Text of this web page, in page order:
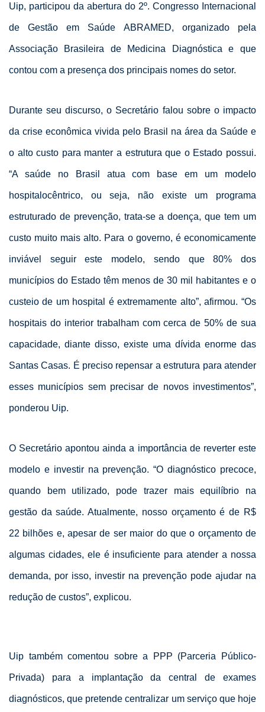
Uip, participou da abertura do 2º. Congresso Internacional
de Gestão em Saúde ABRAMED, organizado pela
Associação Brasileira de Medicina Diagnóstica e que
contou com a presença dos principais nomes do setor.
Durante seu discurso, o Secretário falou sobre o impacto
da crise econômica vivida pelo Brasil na área da Saúde e
o alto custo para manter a estrutura que o Estado possui.
“A saúde no Brasil atua com base em um modelo
hospitalocêntrico, ou seja, não existe um programa
estruturado de prevenção, trata-se a doença, que tem um
custo muito mais alto. Para o governo, é economicamente
inviável seguir este modelo, sendo que 80% dos
municípios do Estado têm menos de 30 mil habitantes e o
custeio de um hospital é extremamente alto”, afirmou. “Os
hospitais do interior trabalham com cerca de 50% de sua
capacidade, diante disso, existe uma dívida enorme das
Santas Casas. É preciso repensar a estrutura para atender
esses municípios sem precisar de novos investimentos”,
ponderou Uip.
O Secretário apontou ainda a importância de reverter este
modelo e investir na prevenção. “O diagnóstico precoce,
quando bem utilizado, pode trazer mais equilíbrio na
gestão da saúde. Atualmente, nosso orçamento é de R$
22 bilhões e, apesar de ser maior do que o orçamento de
algumas cidades, ele é insuficiente para atender a nossa
demanda, por isso, investir na prevenção pode ajudar na
redução de custos”, explicou.
Uip também comentou sobre a PPP (Parceria Público-
Privada) para a implantação da central de exames
diagnósticos, que pretende centralizar um serviço que hoje